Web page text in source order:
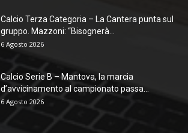
Calcio Terza Categoria – La Cantera punta sul
gruppo. Mazzoni: “Bisognerà...
6 Agosto 2026
Calcio Serie B – Mantova, la marcia
d’avvicinamento al campionato passa...
6 Agosto 2026